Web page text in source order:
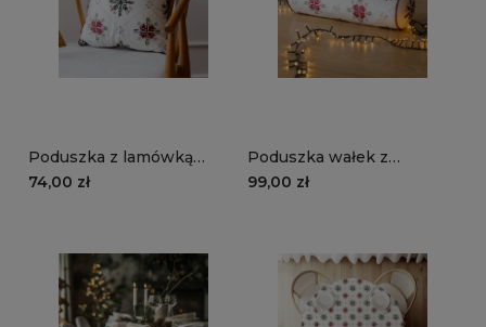
Poduszka z lamówką
XMAS wzór XM66 |
74,00 zł
Poduszka wałek z
lamówką XMAS wzór
99,00 zł